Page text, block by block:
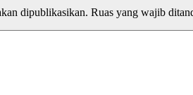
dipublikasikan. Ruas yang wajib